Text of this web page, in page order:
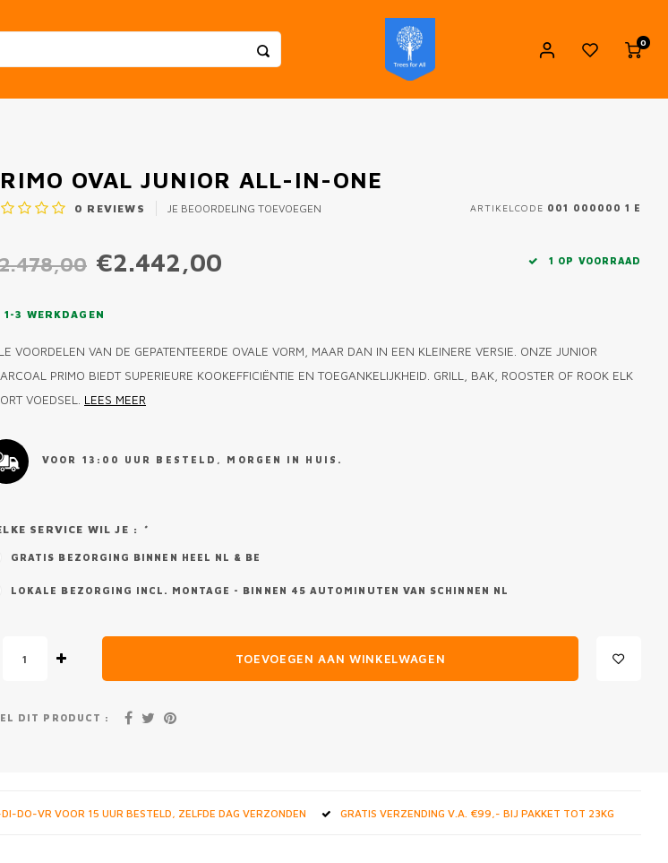
0
OVAL JUNIOR ALL-IN-ONE
0 REVIEWS JE BEOORDELING TOEVOEGEN ARTIKELCODE 001 000000 1 E
€2.442,00 1 OP VOORRAAD
1-3 WERKDAGEN
VOORDELEN VAN DE GEPATENTEERDE OVALE VORM, MAAR DAN IN EEN KLEINERE VERSIE. ONZE JUNIOR
PRIMO BIEDT SUPERIEURE KOOKEFFICIËNTIE EN TOEGANKELIJKHEID. GRILL, BAK, ROOSTER OF ROOK ELK
VOEDSEL. LEES MEER
VOOR 13:00 UUR BESTELD, MORGEN IN HUIS.
SERVICE WIL JE : *
GRATIS BEZORGING BINNEN HEEL NL & BE
LOKALE BEZORGING INCL. MONTAGE - BINNEN 45 AUTOMINUTEN VAN SCHINNEN NL
TOEVOEGEN AAN WINKELWAGEN
DIT PRODUCT :
DO-VR VOOR 15 UUR BESTELD, ZELFDE DAG VERZONDEN GRATIS VERZENDING V.A. €99,- BIJ PAKKET TOT 23KG